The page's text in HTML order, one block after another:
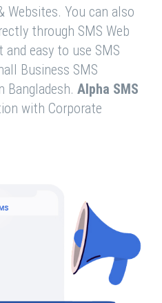
Websites. You can also
through SMS Web
and easy to use SMS
Business SMS
Bangladesh. Alpha SMS
with Corporate